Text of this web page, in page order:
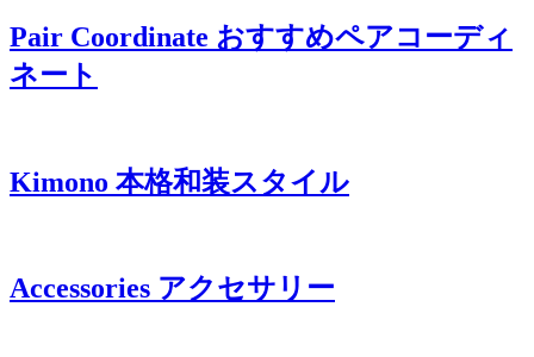
Pair Coordinate おすすめペアコーディ
ネート
Kimono 本格和装スタイル
Accessories アクセサリー